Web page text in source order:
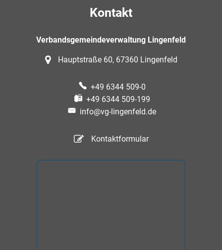
Kontakt
Verbandsgemeindeverwaltung Lingenfeld
Hauptstraße 60, 67360 Lingenfeld
+49 6344 509-0
+49 6344 509-199
info@vg-lingenfeld.de
Kontaktformular